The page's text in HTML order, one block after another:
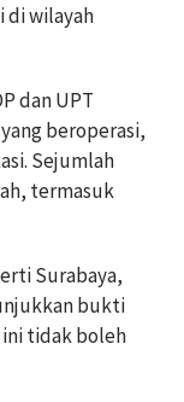
di wilayah
dan UPT
beroperasi,
Sejumlah
termasuk
Surabaya,
bukti
ini tidak boleh